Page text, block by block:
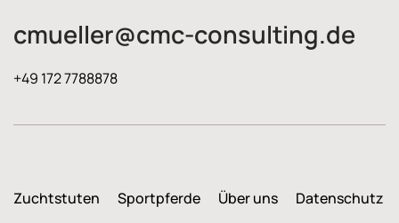
cmueller@cmc-consulting.de
+49 172 7788878
Zuchtstuten Sportpferde Über uns
Datenschutz